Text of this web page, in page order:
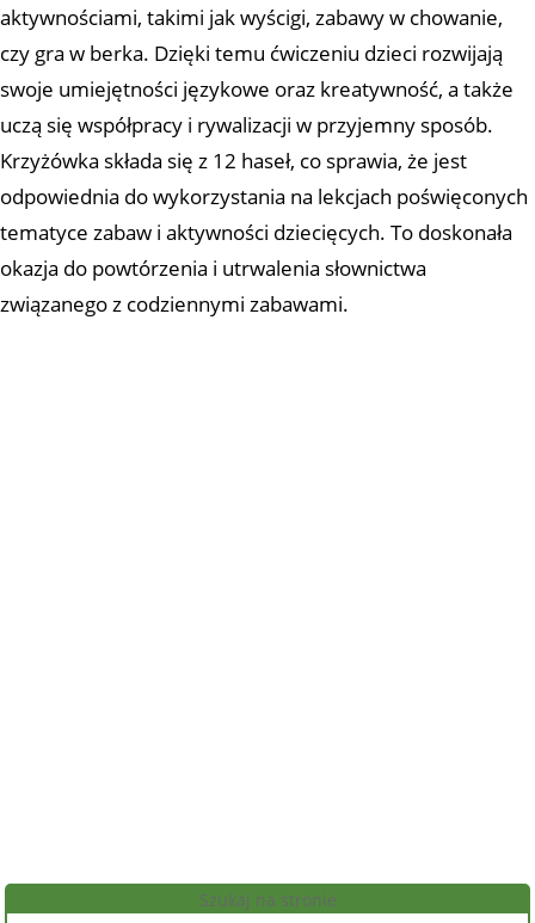
Szukaj na stronie
aktywnościami, takimi jak wyścigi, zabawy w chowanie,
czy gra w berka. Dzięki temu ćwiczeniu dzieci rozwijają
swoje umiejętności językowe oraz kreatywność, a także
uczą się współpracy i rywalizacji w przyjemny sposób.
Krzyżówka składa się z 12 haseł, co sprawia, że jest
odpowiednia do wykorzystania na lekcjach poświęconych
tematyce zabaw i aktywności dziecięcych. To doskonała
okazja do powtórzenia i utrwalenia słownictwa
związanego z codziennymi zabawami.